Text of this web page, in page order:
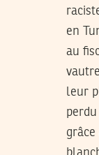
en
au
leur